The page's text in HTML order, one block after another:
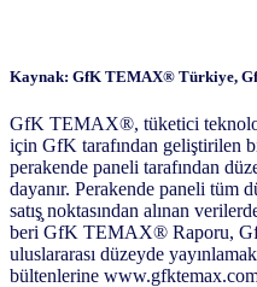
Kaynak: GfK TEMAX® Türkiye,
GfK TEMAX®, tüketici
için GfK tarafından geliştirilen
perakende paneli tarafından
dayanır. Perakende paneli tüm
satış̧ noktasından alınan
beri GfK TEMAX® Raporu,
uluslararası düzeyde
bültenlerine